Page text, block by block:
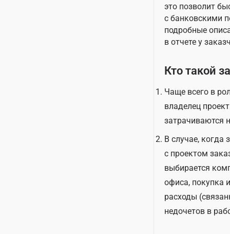
это позволит
с банковскими
подробные
в отчете у
Кто такой
Чаще всего в
владелец
затрачиваются
В случае, когда
с проектом
выбирается
офиса, покупка
расходы
недочетов в